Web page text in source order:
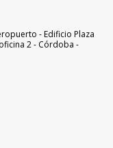
- Edificio Plaza
2 - Córdoba -